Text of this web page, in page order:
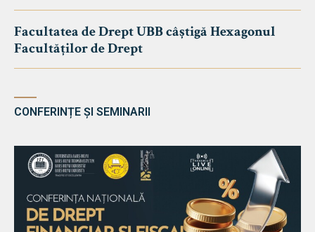
Facultatea de Drept UBB câștigă Hexagonul
Facultăților de Drept
CONFERINȚE ȘI SEMINARII